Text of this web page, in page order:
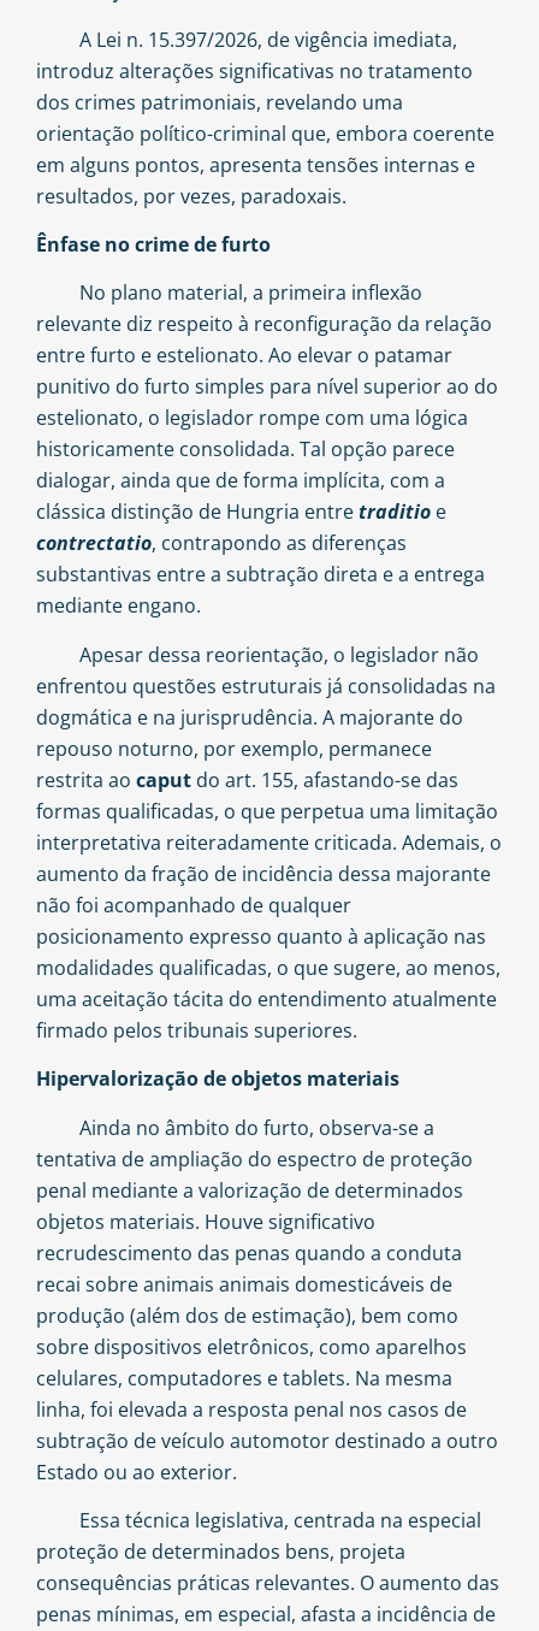
A Lei n. 15.397/2026, de vigência imediata,
introduz alterações significativas no tratamento
dos crimes patrimoniais, revelando uma
orientação político-criminal que, embora coerente
em alguns pontos, apresenta tensões internas e
resultados, por vezes, paradoxais.
Ênfase no crime de furto
No plano material, a primeira inflexão
relevante diz respeito à reconfiguração da relação
entre furto e estelionato. Ao elevar o patamar
punitivo do furto simples para nível superior ao do
estelionato, o legislador rompe com uma lógica
historicamente consolidada. Tal opção parece
dialogar, ainda que de forma implícita, com a
clássica distinção de Hungria entretraditio e
contrectatio, contrapondo as diferenças
substantivas entre a subtração direta e a entrega
mediante engano.
Apesar dessa reorientação, o legislador não
enfrentou questões estruturais já consolidadas na
dogmática e na jurisprudência. A majorante do
repouso noturno, por exemplo, permanece
restrita ao caput do art. 155, afastando-se das
formas qualificadas, o que perpetua uma limitação
interpretativa reiteradamente criticada. Ademais, o
aumento da fração de incidência dessa majorante
não foi acompanhado de qualquer
posicionamento expresso quanto à aplicação nas
modalidades qualificadas, o que sugere, ao menos,
uma aceitação tácita do entendimento atualmente
firmado pelos tribunais superiores.
Hipervalorização de objetos materiais
Ainda no âmbito do furto, observa-se a
tentativa de ampliação do espectro de proteção
penal mediante a valorização de determinados
objetos materiais. Houve significativo
recrudescimento das penas quando a conduta
recai sobre animais animais domesticáveis de
produção (além dos de estimação), bem como
sobre dispositivos eletrônicos, como aparelhos
celulares, computadores e tablets. Na mesma
linha, foi elevada a resposta penal nos casos de
subtração de veículo automotor destinado a outro
Estado ou ao exterior.
Essa técnica legislativa, centrada na especial
proteção de determinados bens, projeta
consequências práticas relevantes. O aumento das
penas mínimas, em especial, afasta a incidência de